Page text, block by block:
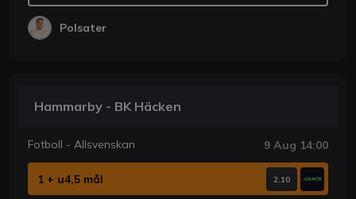
Polsater
Hammarby - BK Häcken
Fotboll - Allsvenskan 9 Aug 14:00
1 + u4,5 mål 2.10